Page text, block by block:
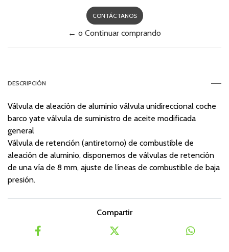
CONTÁCTANOS
← o Continuar comprando
DESCRIPCIÓN
Válvula de aleación de aluminio válvula unidireccional coche
barco yate válvula de suministro de aceite modificada
general
Válvula de retención (antiretorno) de combustible de
aleación de aluminio, disponemos de válvulas de retención
de una vía de 8 mm, ajuste de líneas de combustible de baja
presión.
Compartir